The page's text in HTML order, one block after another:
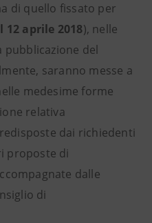
di quello fissato per
12 aprile 2018), nelle
pubblicazione del
saranno messe a
medesime forme
relativa
dai richiedenti
proposte di
dalle
di